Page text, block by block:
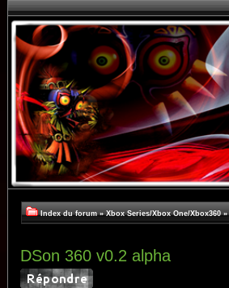
Index du forum » Xbox Series/Xbox One/Xbox360 »
DSon 360 v0.2 alpha